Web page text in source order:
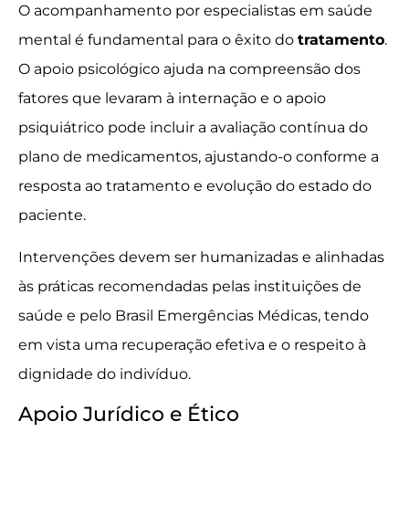
O acompanhamento por especialistas em saúde
mental é fundamental para o êxito do tratamento.
O apoio psicológico ajuda na compreensão dos
fatores que levaram à internação e o apoio
psiquiátrico pode incluir a avaliação contínua do
plano de medicamentos, ajustando-o conforme a
resposta ao tratamento e evolução do estado do
paciente.
Intervenções devem ser humanizadas e alinhadas
às práticas recomendadas pelas instituições de
saúde e pelo Brasil Emergências Médicas, tendo
em vista uma recuperação efetiva e o respeito à
dignidade do indivíduo.
Apoio Jurídico e Ético